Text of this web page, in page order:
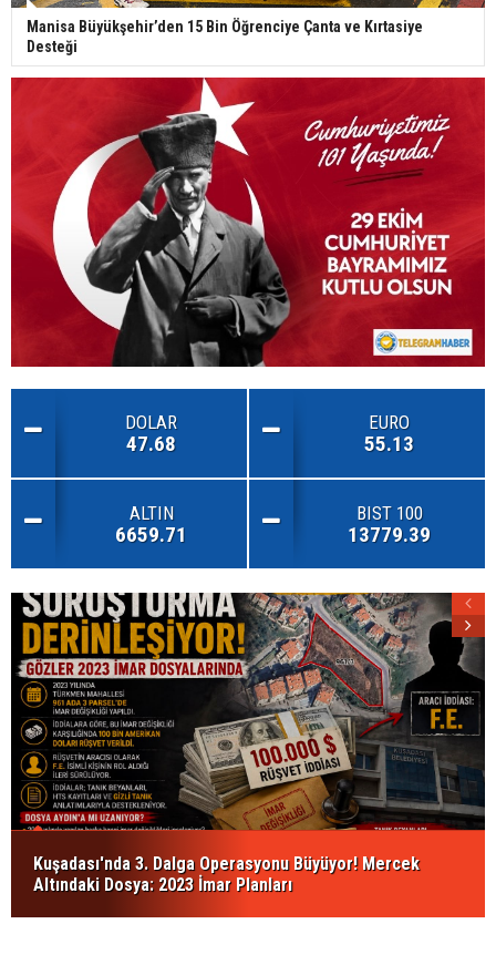
Manisa Büyükşehir’den 15 Bin Öğrenciye Çanta ve Kırtasiye
Desteği
DOLAR
47.68
EURO
55.13
ALTIN
6659.71
BIST 100
13779.39
Kuşadası'nda 3. Dalga Operasyonu Büyüyor! Mercek
Altındaki Dosya: 2023 İmar Planları